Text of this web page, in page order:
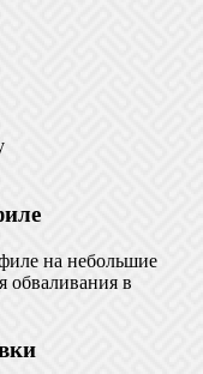
на небольшие
обваливания в